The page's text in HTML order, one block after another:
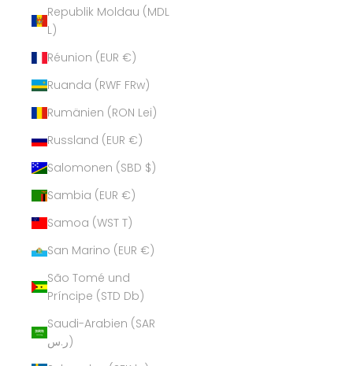
Republik Moldau (MDL
L)
Réunion (EUR €)
Ruanda (RWF FRw)
Rumänien (RON Lei)
Russland (EUR €)
Salomonen (SBD $)
Sambia (EUR €)
Samoa (WST T)
San Marino (EUR €)
São Tomé und
Príncipe (STD Db)
Saudi-Arabien (SAR
ر.س)